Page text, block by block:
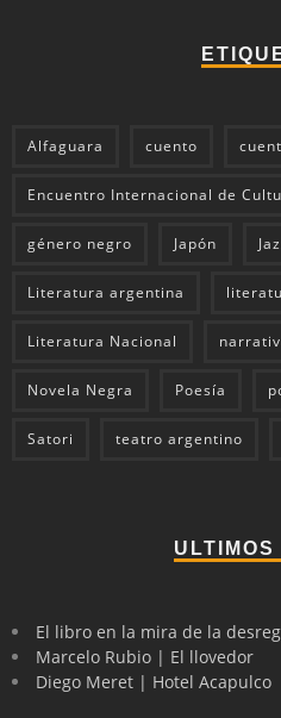
Alfaguara cuento
Encuentro Internacional de
género negro Japón
Literatura argentina
Literatura Nacional
Novela Negra Poesía
Satori teatro argentino
ULTIMOS
El libro en la mira de la
Marcelo Rubio | El llovedor
Diego Meret | Hotel Acapulco